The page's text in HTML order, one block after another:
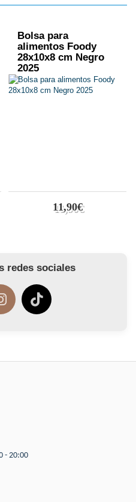
Bolsa para
alimentos Foody
28x10x8 cm Negro
2025
11,90€
redes sociales
- 20:00